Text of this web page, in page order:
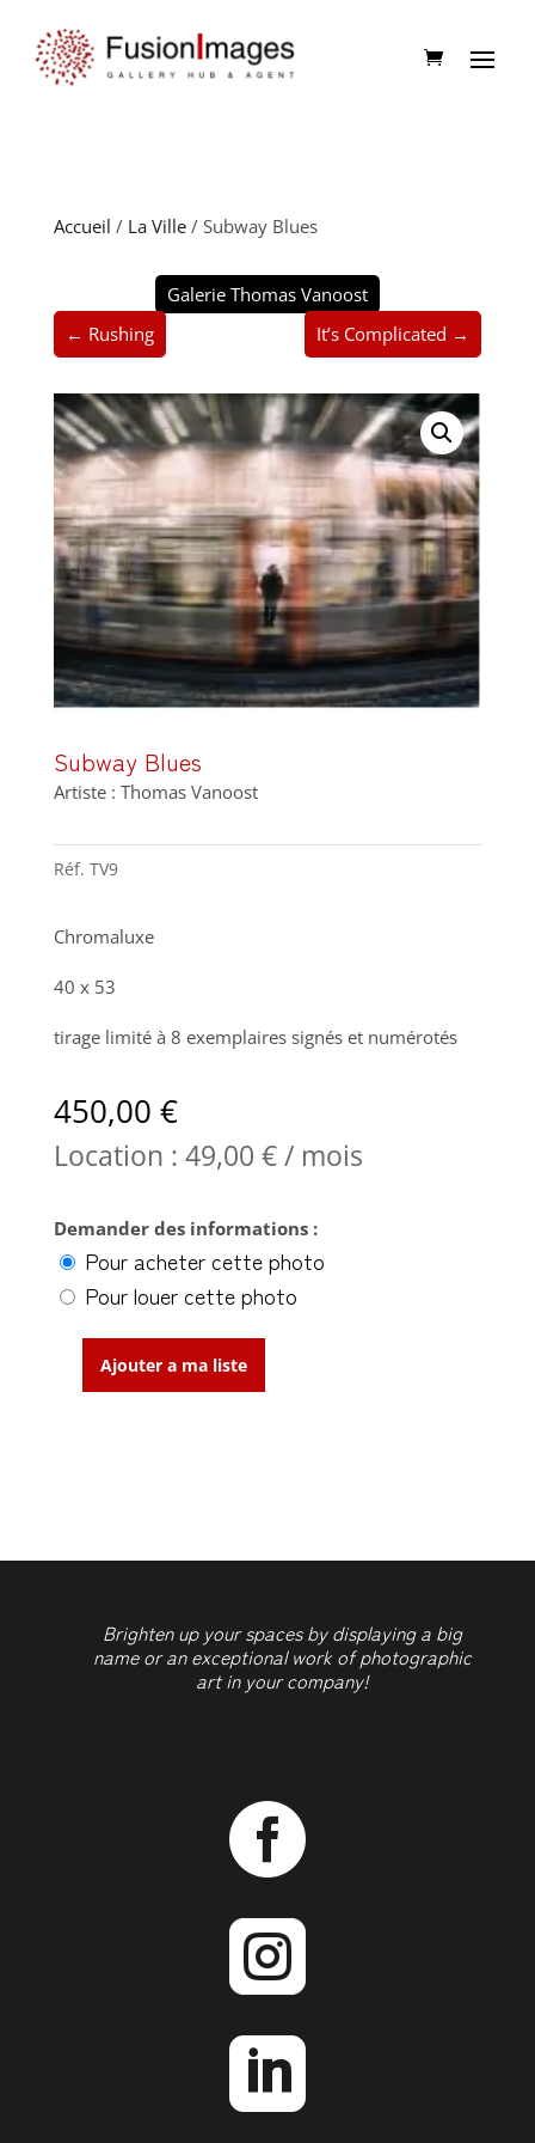
Accueil / La Ville/ Subway Blues
Galerie Thomas Vanoost
← Rushing
It’s Complicated →
Subway Blues
Artiste : Thomas Vanoost
Réf. TV9
Chromaluxe
40 x 53
tirage limité à 8 exemplaires signés et numérotés
450,00 €
Location : 49,00 €/ mois
Demander des informations :
Pour acheter cette photo
Pour louer cette photo
quantitéAjouter a ma liste
Brighten up your spaces by displaying a big
name or an exceptional work of photographic
art in your company!


